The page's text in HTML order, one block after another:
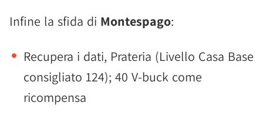
Infine la sfida di Montespago:
Recupera i dati, Prateria (Livello Casa Base
consigliato 124); 40 V-buck come
ricompensa